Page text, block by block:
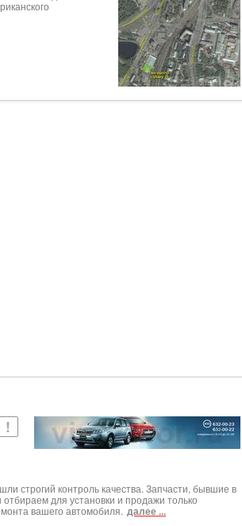
строгий контроль качества. Запчасти, бывшие в
для установки и продажи только
вашего автомобиля. далее ...